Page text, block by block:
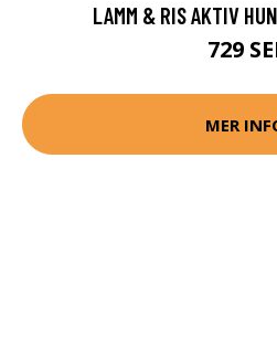
LAMM & RIS AKTIV
729
MER